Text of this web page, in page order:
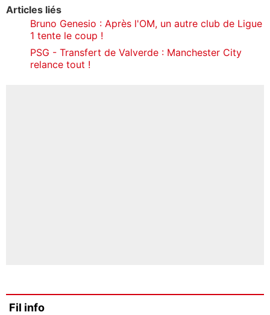
Articles liés
Bruno Genesio : Après l'OM, un autre club de Ligue
1 tente le coup !
PSG - Transfert de Valverde : Manchester City
relance tout !
Fil info